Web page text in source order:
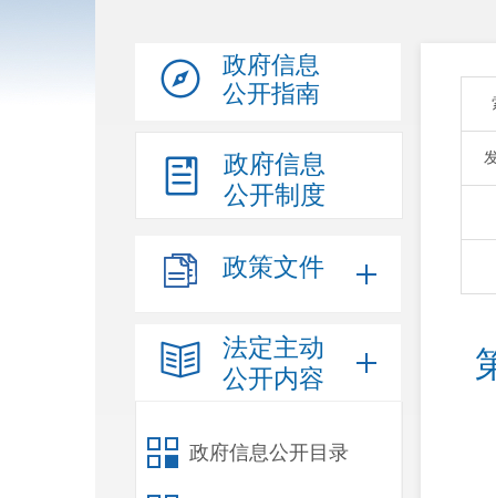
政府信息
公开指南
政府信息
公开制度
政策文件
法定主动
公开内容
政府信息公开目录